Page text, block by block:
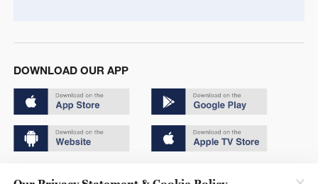
DOWNLOAD OUR APP